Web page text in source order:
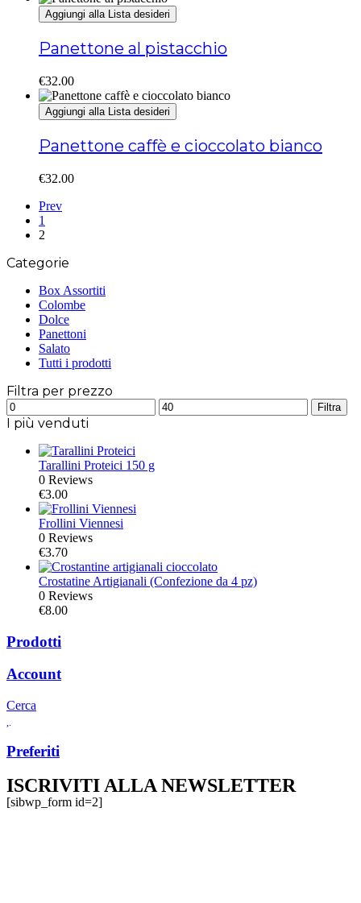
Aggiungi alla Lista desideri
Panettone al pistacchio
€32.00
Aggiungi alla Lista desideri
Panettone caffè e cioccolato bianco
€32.00
Prev
1
2
Categorie
Box Assortiti
Colombe
Dolce
Panettoni
Salato
Tutti i prodotti
Filtra per prezzo
Prezzo
Min
Prezzo
Max
Filtra
I più venduti
Tarallini Proteici 150 g
0 Reviews
€3.00
Frollini Viennesi
0 Reviews
€3.70
Crostatine Artigianali (Confezione da 4 pz)
0 Reviews
€8.00
Prodotti
Account
Cerca
Preferiti
ISCRIVITI ALLA NEWSLETTER
[sibwp_form id=2]